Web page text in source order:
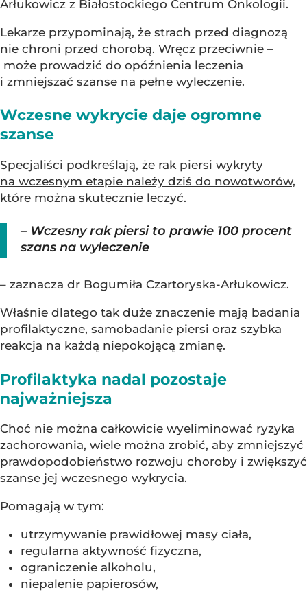
Arłukowicz z Białostockiego Centrum Onkologii.
Lekarze przypominają, że strach przed diagnozą
nie chroni przed chorobą. Wręcz przeciwnie –
może prowadzić do opóźnienia leczenia
i zmniejszać szanse na pełne wyleczenie.
Wczesne wykrycie daje ogromne
szanse
Specjaliści podkreślają, że rak piersi wykryty
na wczesnym etapie należy dziś do nowotworów,
które można skutecznie leczyć.
– Wczesny rak piersi to prawie 100 procent
szans na wyleczenie
– zaznacza dr Bogumiła Czartoryska-Arłukowicz.
Właśnie dlatego tak duże znaczenie mają badania
profilaktyczne, samobadanie piersi oraz szybka
reakcja na każdą niepokojącą zmianę.
Profilaktyka nadal pozostaje
najważniejsza
Choć nie można całkowicie wyeliminować ryzyka
zachorowania, wiele można zrobić, aby zmniejszyć
prawdopodobieństwo rozwoju choroby i zwiększyć
szanse jej wczesnego wykrycia.
Pomagają w tym:
utrzymywanie prawidłowej masy ciała,
regularna aktywność fizyczna,
ograniczenie alkoholu,
niepalenie papierosów,